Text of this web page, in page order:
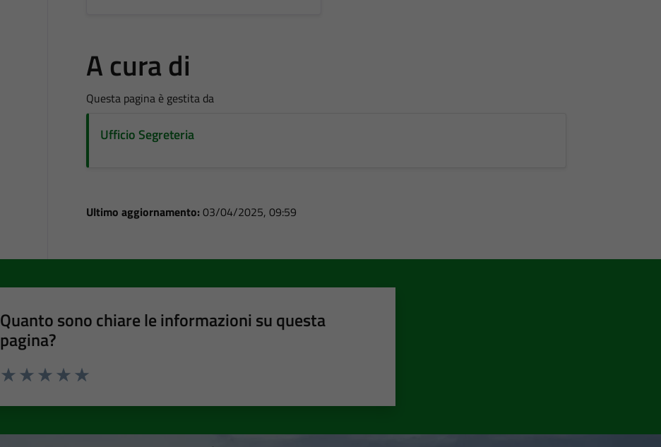
A cura di
Questa pagina è gestita da
Ufficio Segreteria
Ultimo aggiornamento: 03/04/2025, 09:59
Quanto sono chiare le informazioni su questa
pagina?